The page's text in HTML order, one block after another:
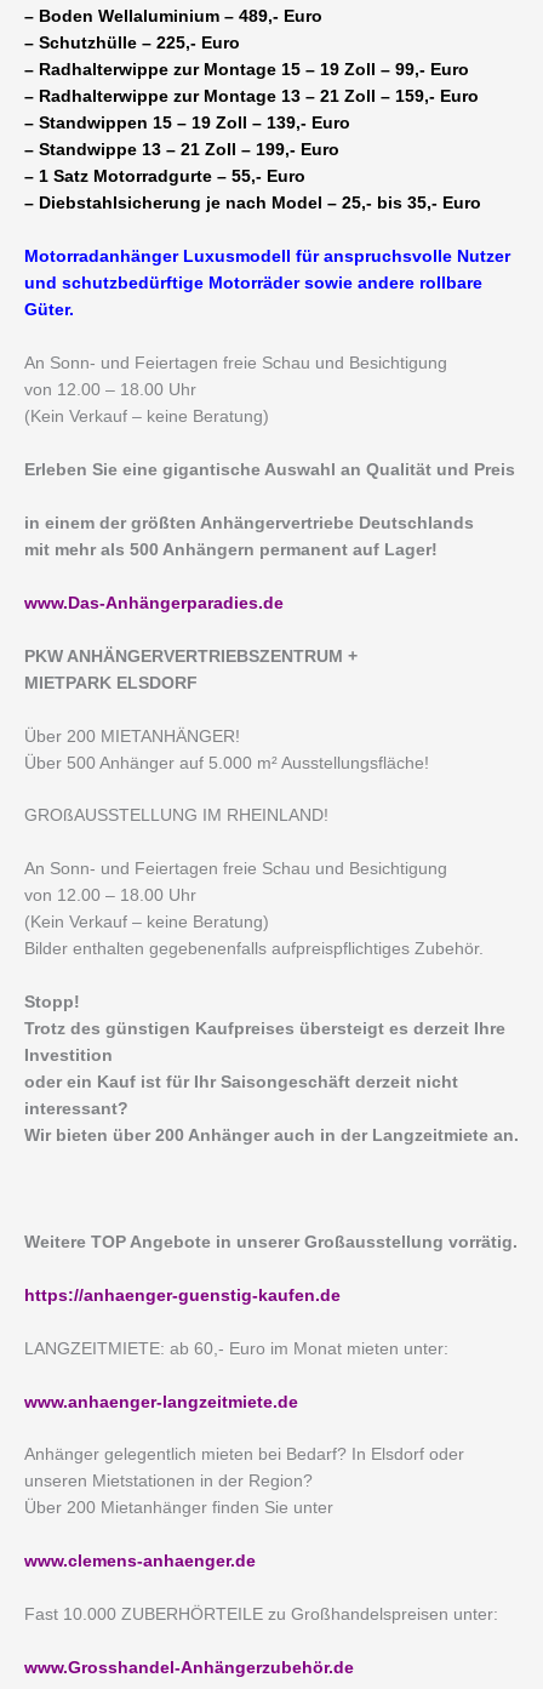
– Boden Wellaluminium – 489,- Euro
– Schutzhülle – 225,- Euro
– Radhalterwippe zur Montage 15 – 19 Zoll – 99,- Euro
– Radhalterwippe zur Montage 13 – 21 Zoll – 159,- Euro
– Standwippen 15 – 19 Zoll – 139,- Euro
– Standwippe 13 – 21 Zoll – 199,- Euro
– 1 Satz Motorradgurte – 55,- Euro
– Diebstahlsicherung je nach Model – 25,- bis 35,- Euro
Motorradanhänger Luxusmodell für anspruchsvolle Nutzer
und schutzbedürftige Motorräder sowie andere rollbare
Güter.
An Sonn- und Feiertagen freie Schau und Besichtigung
von 12.00 – 18.00 Uhr
(Kein Verkauf – keine Beratung)
Erleben Sie eine gigantische Auswahl an Qualität und Preis
in einem der größten Anhängervertriebe Deutschlands
mit mehr als 500 Anhängern permanent auf Lager!
www.Das-Anhängerparadies.de
PKW ANHÄNGERVERTRIEBSZENTRUM +
MIETPARK ELSDORF
Über 200 MIETANHÄNGER!
Über 500 Anhänger auf 5.000 m² Ausstellungsfläche!
GROßAUSSTELLUNG IM RHEINLAND!
An Sonn- und Feiertagen freie Schau und Besichtigung
von 12.00 – 18.00 Uhr
(Kein Verkauf – keine Beratung)
Bilder enthalten gegebenenfalls aufpreispflichtiges Zubehör.
Stopp!
Trotz des günstigen Kaufpreises übersteigt es derzeit Ihre
Investition
oder ein Kauf ist für Ihr Saisongeschäft derzeit nicht
interessant?
Wir bieten über 200 Anhänger auch in der Langzeitmiete an.
Weitere TOP Angebote in unserer Großausstellung vorrätig.
https://anhaenger-guenstig-kaufen.de
LANGZEITMIETE: ab 60,- Euro im Monat mieten unter:
www.anhaenger-langzeitmiete.de
Anhänger gelegentlich mieten bei Bedarf? In Elsdorf oder
unseren Mietstationen in der Region?
Über 200 Mietanhänger finden Sie unter
www.clemens-anhaenger.de
Fast 10.000 ZUBERHÖRTEILE zu Großhandelspreisen unter:
www.Grosshandel-Anhängerzubehör.de